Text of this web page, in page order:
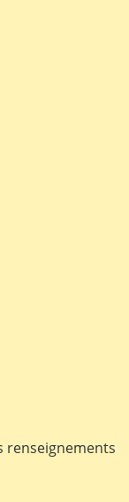
renseignements